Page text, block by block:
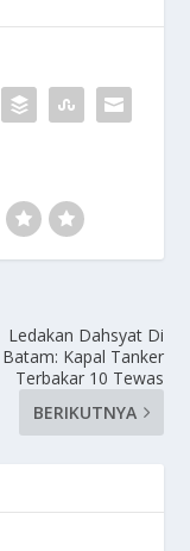
Ledakan Dahsyat Di
Batam: Kapal Tanker
Terbakar 10 Tewas
BERIKUTNYA